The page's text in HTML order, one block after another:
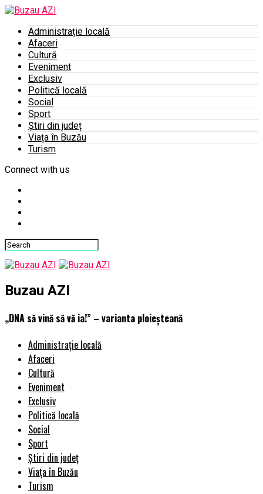
Administrație locală
Afaceri
Cultură
Eveniment
Exclusiv
Politică locală
Social
Sport
Știri din județ
Viața în Buzău
Turism
Connect with us
Buzau AZI
„DNA să vină să vă ia!” – varianta ploieşteană
Administrație locală
Afaceri
Cultură
Eveniment
Exclusiv
Politică locală
Social
Sport
Știri din județ
Viața în Buzău
Turism